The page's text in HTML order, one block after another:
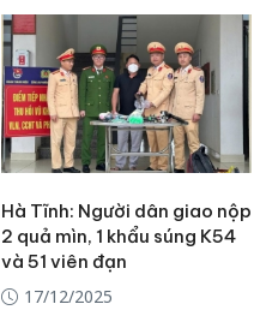
Hà Tĩnh: Người dân giao nộp
2 quả mìn, 1 khẩu súng K54
và 51 viên đạn
17/12/2025